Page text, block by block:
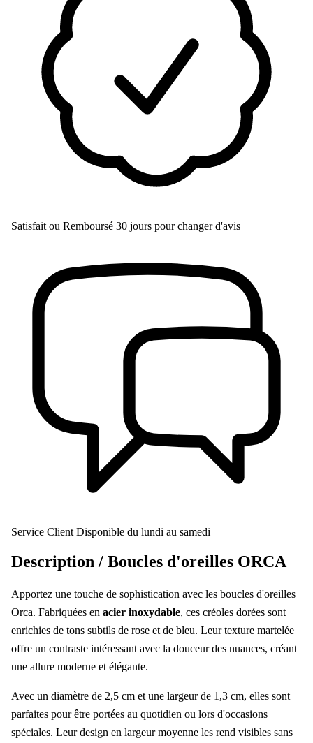
Satisfait ou Remboursé 30 jours pour changer d'avis
Service Client Disponible du lundi au samedi
Description / Boucles d'oreilles ORCA
Apportez une touche de sophistication avec les boucles d'oreilles
Orca. Fabriquées en acier inoxydable, ces créoles dorées sont
enrichies de tons subtils de rose et de bleu. Leur texture martelée
offre un contraste intéressant avec la douceur des nuances, créant
une allure moderne et élégante.
Avec un diamètre de 2,5 cm et une largeur de 1,3 cm, elles sont
parfaites pour être portées au quotidien ou lors d'occasions
spéciales. Leur design en largeur moyenne les rend visibles sans